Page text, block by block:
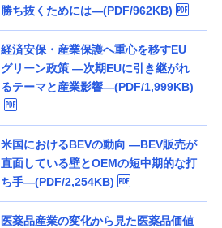
勝ち抜くためには—(PDF/962KB)
経済安保・産業保護へ重心を移すEU
グリーン政策 —次期EUに引き継がれ
るテーマと産業影響—(PDF/1,999KB)
米国におけるBEVの動向 —BEV販売が
直面している壁とOEMの短中期的な打
ち手—(PDF/2,254KB)
医薬品産業の変化から見た医薬品価値